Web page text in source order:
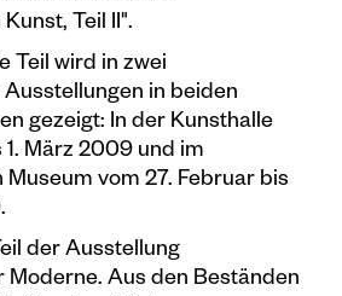
Teil II".
Teil wird in zwei
in beiden
gezeigt: In der Kunsthalle
1. März 2009 und im
vom 27. Februar bis
der Ausstellung
Aus den Beständen